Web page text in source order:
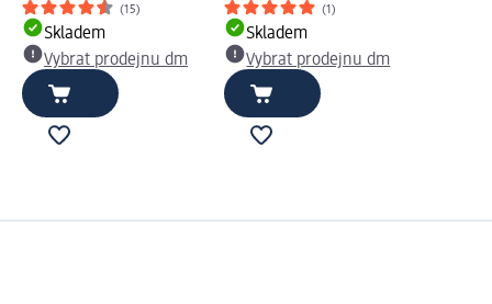
(15)
Skladem
Vybrat prodejnu dm
(1)
Skladem
Vybrat prodejnu dm